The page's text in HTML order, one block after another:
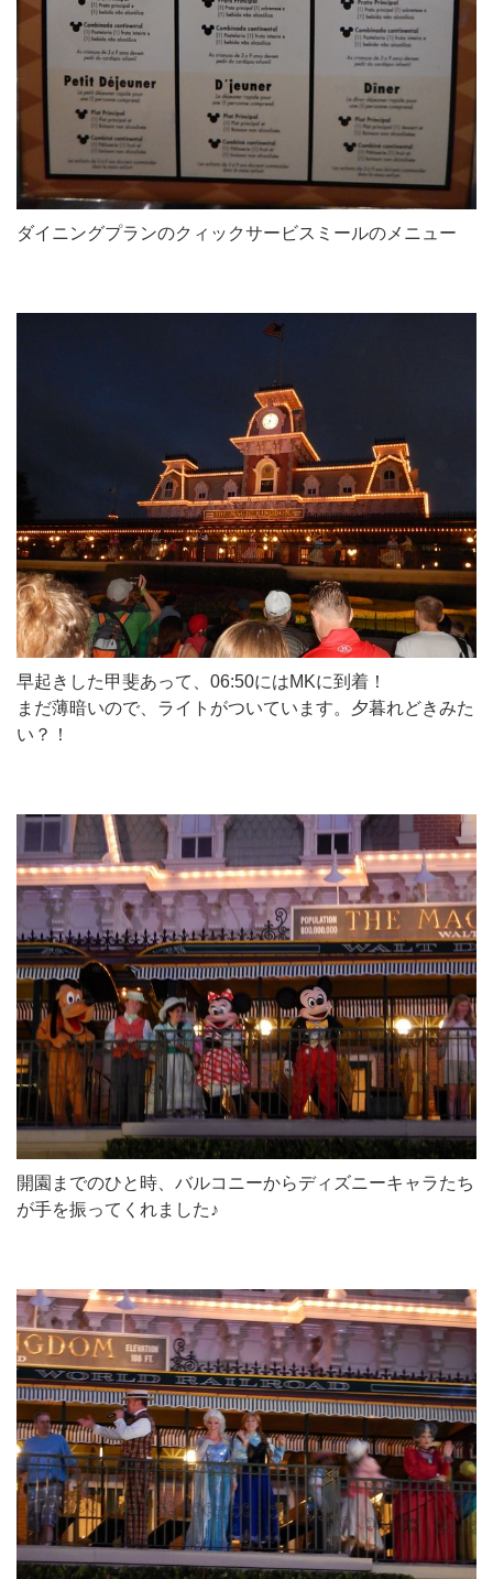
ダイニングプランのクィックサービスミールのメニュー
早起きした甲斐あって、06:50にはMKに到着！
まだ薄暗いので、ライトがついています。夕暮れどきみた
い？！
開園までのひと時、バルコニーからディズニーキャラたち
が手を振ってくれました♪